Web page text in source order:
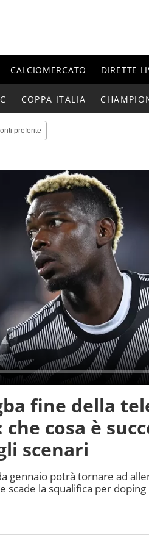
CALCIOMERCATO DIRETTE
COPPA ITALIA
preferite
fine della
cosa è
scenari
gennaio potrà tornare ad
scade la squalifica per doping